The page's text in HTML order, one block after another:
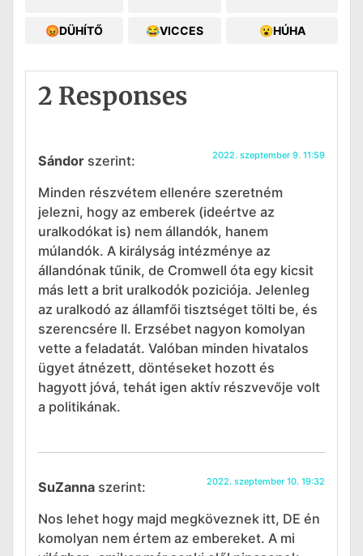
😡DÜHÍTŐ 😂VICCES 😮HÚHA
2 Responses
Sándor szerint: 2022. szeptember 9. 11:59
Minden részvétem ellenére szeretném
jelezni, hogy az emberek (ideértve az
uralkodókat is) nem állandók, hanem
múlandók. A királyság intézménye az
állandónak tűnik, de Cromwell óta egy kicsit
más lett a brit uralkodók poziciója. Jelenleg
az uralkodó az államfői tisztséget tölti be, és
szerencsére II. Erzsébet nagyon komolyan
vette a feladatát. Valóban minden hivatalos
ügyet átnézett, döntéseket hozott és
hagyott jóvá, tehát igen aktív részvevője volt
a politikának.
SuZanna szerint: 2022. szeptember 10. 19:32
Nos lehet hogy majd megköveznek itt, DE én
komolyan nem értem az embereket. A mi